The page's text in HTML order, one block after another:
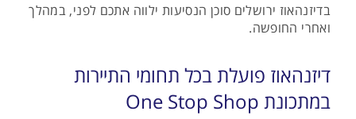
בדיזנהאוז ירושלים סוכן הנסיעות ילווה אתכם לפני, במהלך
ואחרי החופשה.
דיזנהאוז פועלת בכל תחומי התיירות
במתכונת One Stop Shop